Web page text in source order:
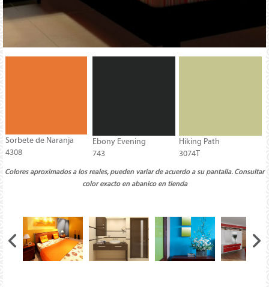
Sorbete de Naranja
4308
Ebony Evening
743
Hiking Path
3074T
Colores aproximados a los reales, pueden variar de acuerdo a su pantalla. Consultar
color exacto en abanico en tienda